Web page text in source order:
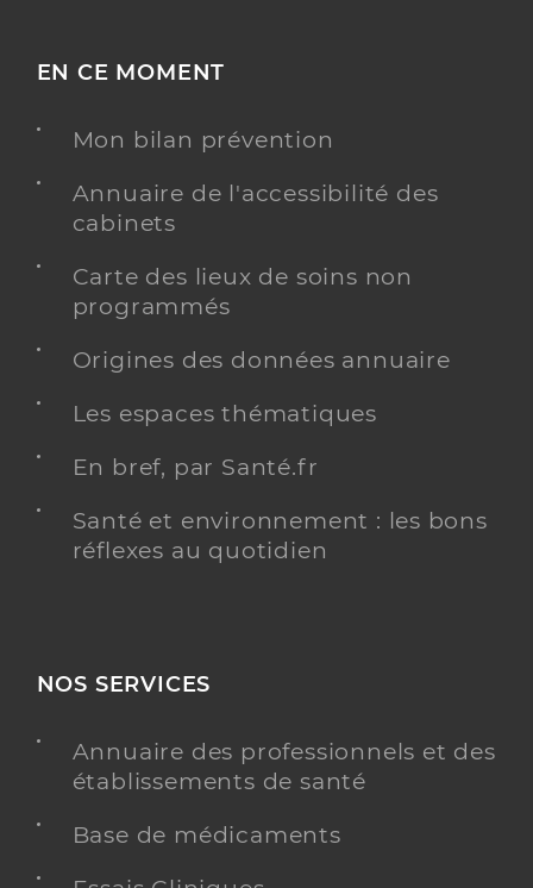
EN CE MOMENT
Mon bilan prévention
Annuaire de l'accessibilité des
cabinets
Carte des lieux de soins non
programmés
Origines des données annuaire
Les espaces thématiques
En bref, par Santé.fr
Santé et environnement : les bons
réflexes au quotidien
NOS SERVICES
Annuaire des professionnels et des
établissements de santé
Base de médicaments